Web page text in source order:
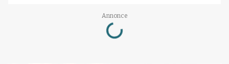
Annonce
Loading...